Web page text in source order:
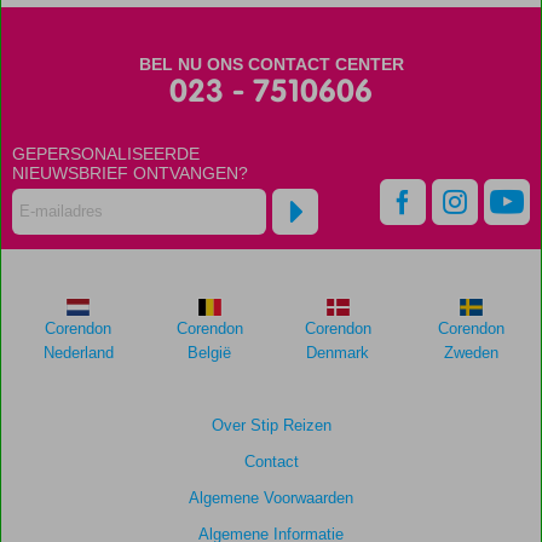
48
maanden
worden
meer
om
de
relevantie
BEL NU ONS CONTACT CENTER
023 - 7510606
GEPERSONALISEERDE
NIEUWSBRIEF ONTVANGEN?
Over Stip Reizen
Contact
Algemene Voorwaarden
Algemene Informatie
Corendon
Nederland
Corendon
België
Corendon
Denmark
Corendon
Zweden